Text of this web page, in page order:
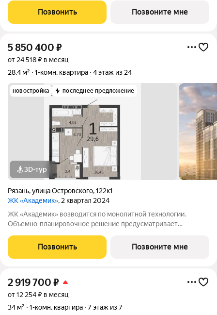
ипотека от 3,5% на весь срок и льготная ипотека под 9,9% для
Позвонить Позвоните мне
5 850 400 ₽
от 24 518 ₽ в месяц
28,4 м²
1-комн. квартира 4 этаж из 24
новостройка последнее предложение
3D-тур
Рязань,улица Островского,122к1
ЖК «Академик», 2 квартал 2024
ЖК «Академик» возводится по монолитной технологии.
Объемно-планировочное решение предусматривает
периметром, перетекающих друг в друга в архитектурном
ансамбле. Используемый в отделке фасадов
Позвонить Позвоните мне
2 919 700 ₽
от 12 254 ₽ в месяц
34 м²
1-комн. квартира 7 этаж из 7